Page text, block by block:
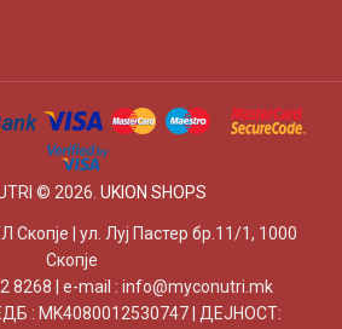
© 2026. UKION SHOPS
| ул. Луј Пастер бр.11/1, 1000
Скопје
8268 | e-mail : info@myconutri.mk
: MK4080012530747 | ДЕЈНОСТ: